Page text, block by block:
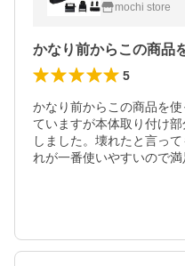
mochi store
5
かなり前からこの商品を
ていますが本体取り付け
しました。壊れたと言っ
れが一番使いやすいので満